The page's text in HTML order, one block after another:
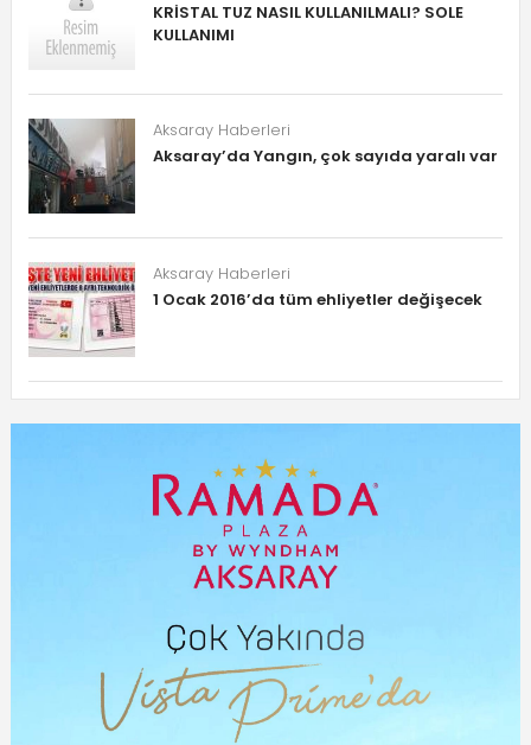
KRİSTAL TUZ NASIL KULLANILMALI? SOLE
KULLANIMI
Aksaray Haberleri
Aksaray’da Yangın, çok sayıda yaralı var
Aksaray Haberleri
1 Ocak 2016’da tüm ehliyetler değişecek